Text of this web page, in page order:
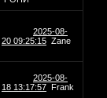
2025-08-
20 09:25:15 Zane
2025-08-
18 13:17:57 Frank